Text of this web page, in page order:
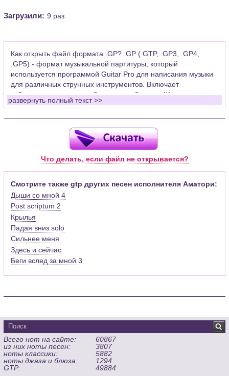
Загрузили: 9 раз
Как открыть файл формата .GP? .GP (.GTP, .GP3, .GP4,
.GP5) - формат музыкальной партитуры, который
используется программой Guitar Pro для написания музыки
для различных струнных инструментов. Включает
табулатуры для гитары, бас-гитары, банджо. Широко
применяется для создания партитур, которые затем
Для открытия нот этого формата Вам необходимо
установить у себя на рабочем компьютере программу Guitar
Pro (желательно, последней версии). Скачать её можно с
официального сайта программы (Скачать) или найти
Функционал программы:
Запись музыкальных произведений для гитары, бас-гитары,
банджо и множества других инструментов и ансамблей в
виде табулатур или нотной графики (при создании
табулатуры отображается соответствующая ей строчка с
нотами и наоборот);
Создание произведений для духовых, струнных, клавишных
Создание партий для барабанов и перкуссии;
дорожек с партией вокала;
гитары;
Экспортирование музыкальных партитур в MIDI, ASCII,
MusicXML, WAV, PNG, PDF, GP5 (в Guitar Pro 6), подготовка к
печати;
Импортирование из MIDI, ASCII,MusicXML, Power Tab (.ptb),
TablEdit (.tef)
развернуть полный текст >>
Что делать, если файл не открывается?
Смотрите также gtp других песен исполнителя Аматори:
Дыши со мной 4
Post scriptum 2
Крылья
Падая вниз solo
Сильнее меня
Здесь и сейчас
Беги вслед за мной 3
Всего нот на сайте:
60867
из них ноты песен:
3807
ноты классики:
5882
ноты джаза и блюза:
1294
GTP:
49884